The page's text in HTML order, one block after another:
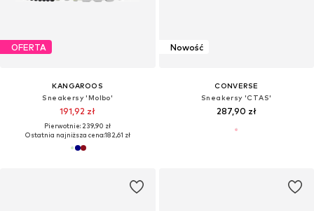
OFERTA
KANGAROOS
Sneakersy 'Molbo'
191,92 zł
Pierwotnie: 239,90 zł
Ostatnia najniższa cena:182,61 zł
Nowość
CONVERSE
Sneakersy 'CTAS'
287,90 zł